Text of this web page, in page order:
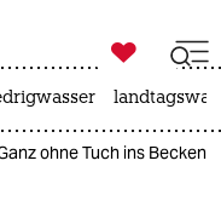

taz zahl ich
ohne Tuch ins Becken